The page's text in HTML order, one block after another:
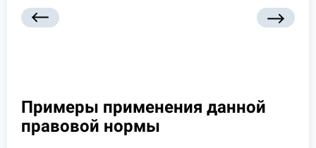
Примеры применения данной
правовой нормы